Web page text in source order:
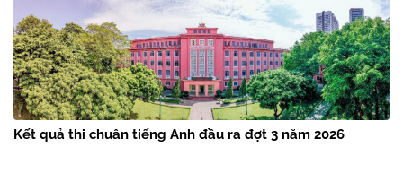
Kết quả thi chuân tiếng Anh đầu ra đợt 3 năm 2026